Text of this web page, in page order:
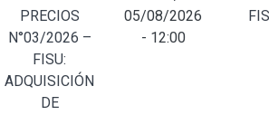
PRECIOS
N°03/2026 –
FISU:
ADQUISICIÓN
DE
05/08/2026
- 12:00